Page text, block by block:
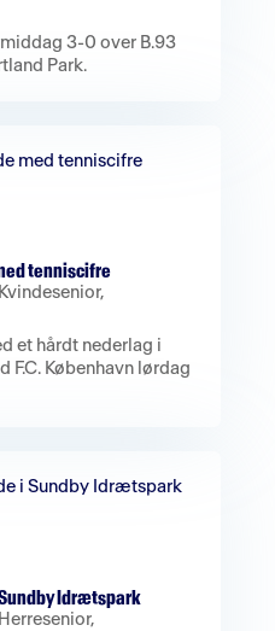
3-0 over B.93
Park.
tenniscifre
Kvindesenior,
et hårdt nederlag i
København lørdag
Idrætspark
Herresenior,